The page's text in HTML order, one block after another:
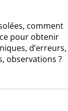
comment
pour obtenir
d’erreurs,
observations ?